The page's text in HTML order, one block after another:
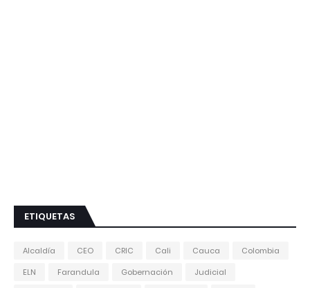
ETIQUETAS
Alcaldía CEO CRIC Cali Cauca
Colombia
ELN
Farandula Gobernación Judicial